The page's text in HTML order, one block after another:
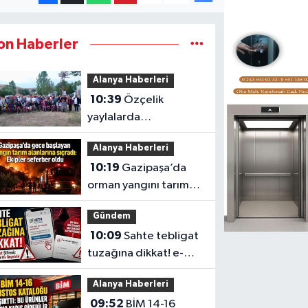
Haberler
Alanya Haberleri
10:39
yaylalarda
vatandaşlarla buluştu
Alanya Haberleri
10:19
orman yangını tarım
alanlarına sıçradı
Gündem
10:09 Sahte tebligat
tuzağına dikkat! e-
Devlet şifreniz bir tıkla
ele geçebilir
Alanya Haberleri
09:52